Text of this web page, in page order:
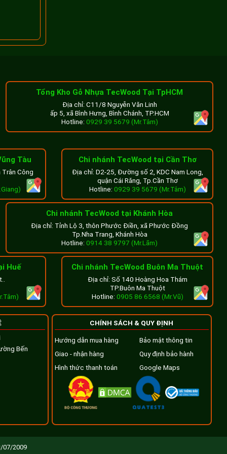
gian sân
nắng mặt
hợp với
Tổng Kho Gỗ Nhựa TecWood Tại TpHCM
Địa chỉ: C11/8 Nguyễn Văn Linh
ấp 5, xã Bình Hưng, Bình Chánh, TP.HCM
Hotline: 0929 39 5679 (Mr.Tâm)
Tàu
Công
Chi nhánh TecWood tại Cần Thơ
Địa chỉ: D2-25, Đường số 2, KDC Nam Long,
quận Cái Răng, Tp.Cần Thơ
Hotline: 0929 39 5679 (Mr.Tâm)
Chi nhánh TecWood tại Khánh Hòa
Địa chỉ: Tỉnh Lộ 3, thôn Phước Điền, xã Phước Đồng
Tp.Nha Trang, Khánh Hòa
Hotline: 0914 38 9797 (Mr.Lãm)
Huế Chi nhánh TecWood Buôn Ma Thuột
Địa chỉ: Số 140 Hoàng Hoa Thám
TP.Buôn Ma Thuột
Hotline: 0905 86 6568 (Mr.Vũ)
Bến
CHÍNH SÁCH & QUY ĐỊNH
Hướng dẫn mua hàng
Giao - nhận hàng
Hình thức thanh toán
Bảo mật thông tin
Quy định bảo hành
Google Maps
07/2009